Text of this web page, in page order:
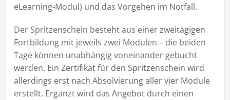
eLearning-Modul) und das Vorgehen im Notfall.
Der Spritzenschein besteht aus einer zweitägigen
Fortbildung mit jeweils zwei Modulen – die beiden
Tage können unabhängig voneinander gebucht
werden. Ein Zertifikat für den Spritzenschein wird
allerdings erst nach Absolvierung aller vier Module
erstellt. Ergänzt wird das Angebot durch einen